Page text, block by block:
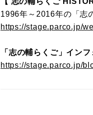
1996年～2016年の「志
https://stage.parco.jp/
「志の輔らくご」イン
https://stage.parco.jp/